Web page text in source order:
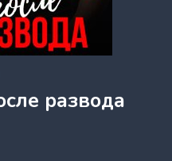
развода